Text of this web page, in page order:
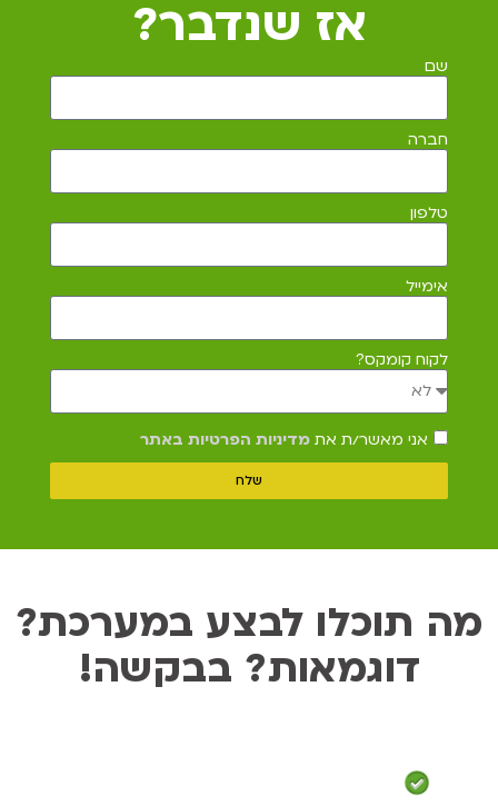
אז שנדבר?
שם
חברה
טלפון
אימייל
לקוח קומקס?
אני מאשר/ת את מדיניות הפרטיות באתר
שלח
מה תוכלו לבצע במערכת?
דוגמאות? בבקשה!